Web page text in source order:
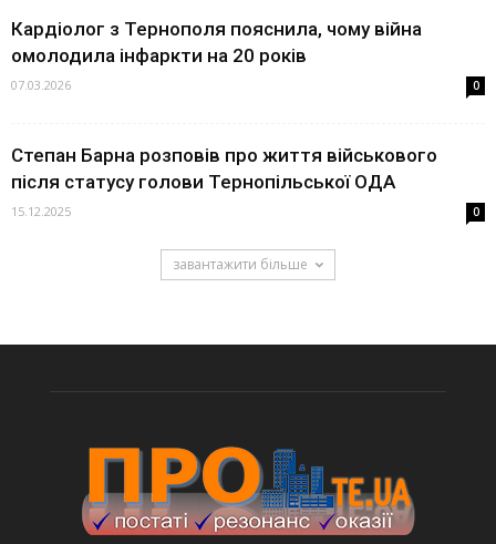
Кардіолог з Тернополя пояснила, чому війна
омолодила інфаркти на 20 років
07.03.2026 0
Степан Барна розповів про життя військового
після статусу голови Тернопільської ОДА
15.12.2025 0
завантажити більше